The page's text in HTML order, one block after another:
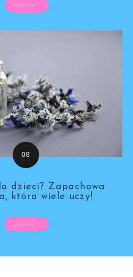
CZYTAJ
dzieci? Zapachowa
która wiele uczy!
CZYTAJ